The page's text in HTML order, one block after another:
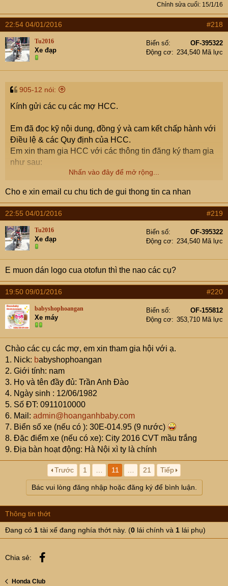
Chỉnh sửa cuối: 15/1/16
22:54 04/01/2016 #218
Tu2016
Xe đạp
Biển số
OF-395322
Động cơ
234,540 Mã lực
905-12 nói:
Kính gửi các cụ các mợ HCC.
Em đã đọc kỹ nội dung, đồng ý và cam kết chấp hành với
Điều lệ & các Quy định của HCC.
Em xin tham gia HCC với các thông tin đăng ký tham gia
như sau:
2. Giới tính: Nam
3. Họ và tên đầy đủ: Đã PM gửi Chủ tịch Hội
4. Ngày sinh: Đã PM gửi Chủ tịch Hội
5. Số điện thoại di động: Đã PM gửi Chủ tịch Hội
6. Địa chỉ email: Đã PM gửi Chủ tịch Hội
7. Biển số xe: Đã PM gửi Chủ tịch Hội
9. Địa bàn hoạt động: Hà Nội
Em xin cảm ơn.
Nhấn vào đây để mở rộng...
Cho e xin email cu chu tich de gui thong tin ca nhan
22:55 04/01/2016 #219
Tu2016
Xe đạp
Biển số
OF-395322
Động cơ
234,540 Mã lực
E muon dán logo cua otofun thì the nao các cụ?
19:50 09/01/2016 #220
babyshophoangan
Xe máy
Biển số
OF-155812
Động cơ
353,710 Mã lực
Chào các cụ các mợ, em xin tham gia hội với ạ.
1. Nick: babyshophoangan
2. Giới tính: nam
3. Họ và tên đầy đủ: Trần Anh Đào
4. Ngày sinh : 12/06/1982
5. Số ĐT: 0911010000
6. Mail: admin@hoanganhbaby.com
7. Biển số xe (nếu có ): 30E-014.95 (9 nước)
8. Đặc điểm xe (nếu có xe): City 2016 CVT mầu trắng
9. Địa bàn hoạt động: Hà Nội xì ty là chính
Trước 1 11 21 Tiếp
Bác vui lòng đăng nhập hoặc đăng ký để bình luận.
Thông tin thớt
Đang có 1 tài xế đang nghía thớt này. (0 lái chính và 1 lái phụ)
Chia sẻ:
Honda Club